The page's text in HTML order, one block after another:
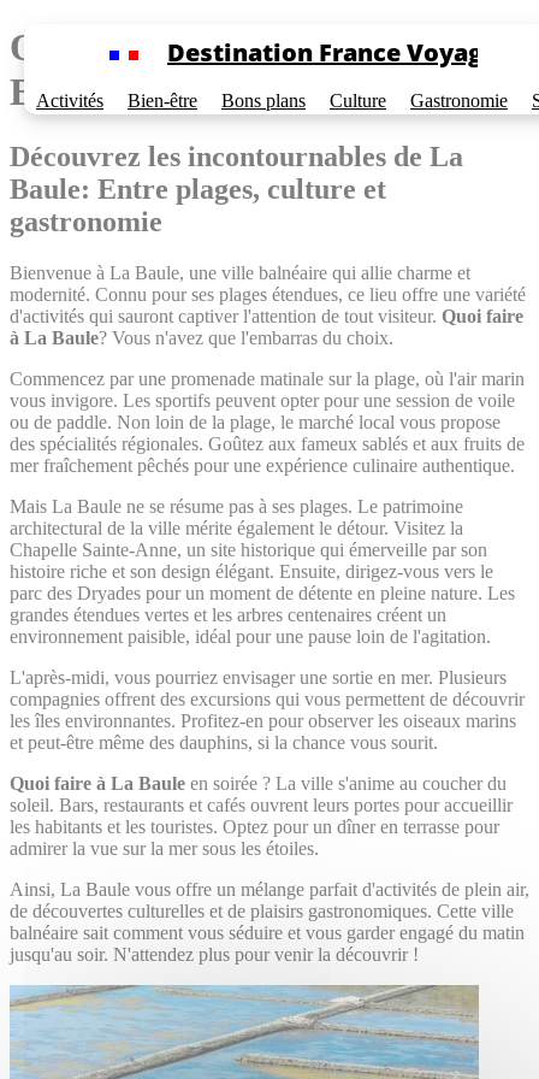
Destination France Voyage
Activités Bien-être Bons plans Culture Gastronomie
Quoi faire à La Baule-
Escoublac
Découvrez les incontournables de La
Baule: Entre plages, culture et
gastronomie
Bienvenue à La Baule, une ville balnéaire qui allie charme et
modernité. Connu pour ses plages étendues, ce lieu offre une variété
d'activités qui sauront captiver l'attention de tout visiteur. Quoi faire
à La Baule? Vous n'avez que l'embarras du choix.
Commencez par une promenade matinale sur la plage, où l'air marin
vous invigore. Les sportifs peuvent opter pour une session de voile
ou de paddle. Non loin de la plage, le marché local vous propose
des spécialités régionales. Goûtez aux fameux sablés et aux fruits de
mer fraîchement pêchés pour une expérience culinaire authentique.
Mais La Baule ne se résume pas à ses plages. Le patrimoine
architectural de la ville mérite également le détour. Visitez la
Chapelle Sainte-Anne, un site historique qui émerveille par son
histoire riche et son design élégant. Ensuite, dirigez-vous vers le
parc des Dryades pour un moment de détente en pleine nature. Les
grandes étendues vertes et les arbres centenaires créent un
environnement paisible, idéal pour une pause loin de l'agitation.
L'après-midi, vous pourriez envisager une sortie en mer. Plusieurs
compagnies offrent des excursions qui vous permettent de découvrir
les îles environnantes. Profitez-en pour observer les oiseaux marins
et peut-être même des dauphins, si la chance vous sourit.
Quoi faire à La Baule en soirée ? La ville s'anime au coucher du
soleil. Bars, restaurants et cafés ouvrent leurs portes pour accueillir
les habitants et les touristes. Optez pour un dîner en terrasse pour
admirer la vue sur la mer sous les étoiles.
Ainsi, La Baule vous offre un mélange parfait d'activités de plein air,
de découvertes culturelles et de plaisirs gastronomiques. Cette ville
balnéaire sait comment vous séduire et vous garder engagé du matin
jusqu'au soir. N'attendez plus pour venir la découvrir !